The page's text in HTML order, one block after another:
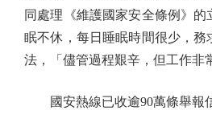
同處理《維護國家安全條例》的
眠不休，每日睡眠時間很少，務
法，「儘管過程艱辛，但工作非
國安熱線已收逾90萬條舉報